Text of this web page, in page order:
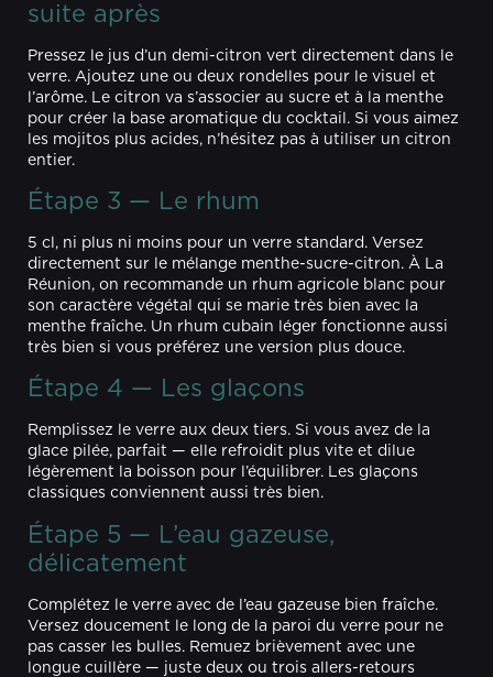
suite après
Pressez le jus d’un demi-citron vert directement dans le
verre. Ajoutez une ou deux rondelles pour le visuel et
l’arôme. Le citron va s’associer au sucre et à la menthe
pour créer la base aromatique du cocktail. Si vous aimez
les mojitos plus acides, n’hésitez pas à utiliser un citron
entier.
Étape 3 — Le rhum
5 cl, ni plus ni moins pour un verre standard. Versez
directement sur le mélange menthe-sucre-citron. À La
Réunion, on recommande un rhum agricole blanc pour
son caractère végétal qui se marie très bien avec la
menthe fraîche. Un rhum cubain léger fonctionne aussi
très bien si vous préférez une version plus douce.
Étape 4 — Les glaçons
Remplissez le verre aux deux tiers. Si vous avez de la
glace pilée, parfait — elle refroidit plus vite et dilue
légèrement la boisson pour l’équilibrer. Les glaçons
classiques conviennent aussi très bien.
Étape 5 — L’eau gazeuse,
délicatement
Complétez le verre avec de l’eau gazeuse bien fraîche.
Versez doucement le long de la paroi du verre pour ne
pas casser les bulles. Remuez brièvement avec une
longue cuillère — juste deux ou trois allers-retours